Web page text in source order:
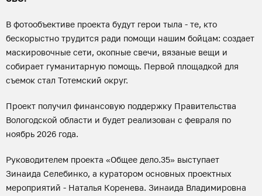
В фотообъективе проекта будут герои тыла - те, кто
бескорыстно трудится ради помощи нашим бойцам: создает
маскировочные сети, окопные свечи, вязаные вещи и
собирает гуманитарную помощь. Первой площадкой для
съемок стал Тотемский округ.
Проект получил финансовую поддержку Правительства
Вологодской области и будет реализован с февраля по
ноябрь 2026 года.
Руководителем проекта «Общее дело.35» выступает
Зинаида Селебинко, а куратором основных проектных
мероприятий - Наталья Коренева. Зинаида Владимировна